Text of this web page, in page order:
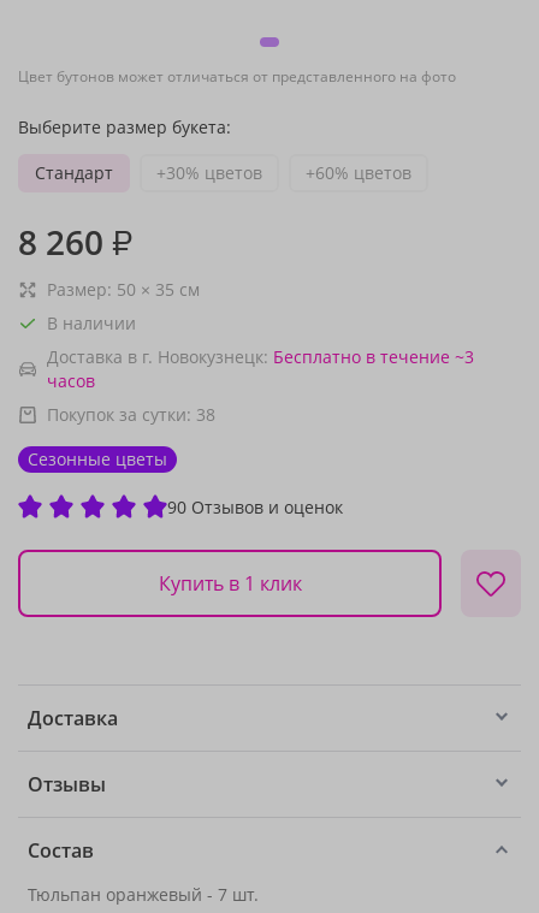
Цвет бутонов может отличаться от представленного на фото
Выберите размер букета:
Стандарт
+30% цветов +60% цветов
8 260 ₽
Размер: 50 × 35 см
В наличии
Доставка в г. Новокузнецк: Бесплатно в течение ~3
часов
Покупок за сутки: 38
Сезонные цветы
90 Отзывов и оценок
Купить в 1 клик
Доставка
Отзывы
Состав
Тюльпан оранжевый - 7 шт.